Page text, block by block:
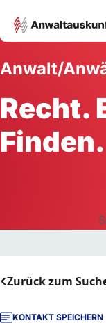
Anwalt/
Recht.
Finden.
Zurück zum
KONTAKT SPEICHERN